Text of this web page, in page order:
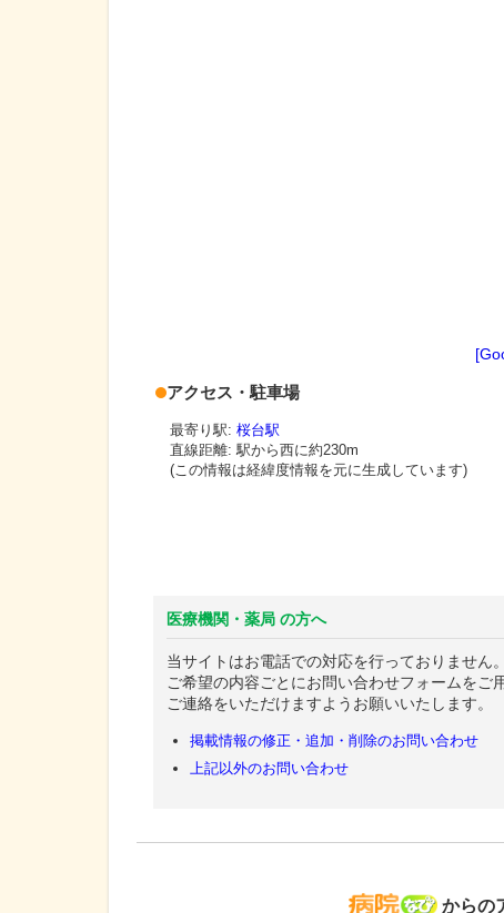
アクセス・駐車場
最寄り駅: 桜台駅
直線距離: 駅から西に約230m
(この情報は経緯度情報を元に生成しています)
医療機関・薬局 の方へ
当サイトはお電話での対応を行っておりません。
ご希望の内容ごとにお問い合わせフォームをご
ご連絡をいただけますようお願いいたします。
掲載情報の修正・追加・削除のお問い合わせ
上記以外のお問い合わせ
病院な
からの